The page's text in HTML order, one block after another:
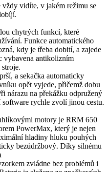
vidíte, v jakém režimu se
chytrých funkcí, které
Funkce automatického
kdy je třeba dobití, a zajede
vybavena antikolizním
a sekačka automaticky
opět vyjede, přičemž dobu
nárazu na překážku odpružený
rychle zvolí jinou cestu.
motory je RRM 650
PowerMax, který je nejen
hladiny hluku pouhých
bezúdržbový. Díky silnému
zvládne bez problémů i